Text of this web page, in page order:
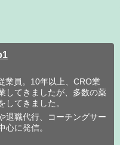
業員。10年以上、CRO業
してきましたが、多数の薬
してきました。
退職代行、コーチングサー
心に発信。